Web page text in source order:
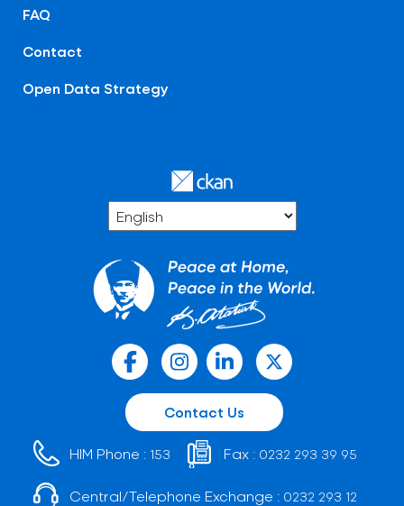
FAQ
Contact
Open Data Strategy
Contact Us
HIM Phone : 153 Fax : 0232 293 39 95
Central/Telephone Exchange : 0232 293 12